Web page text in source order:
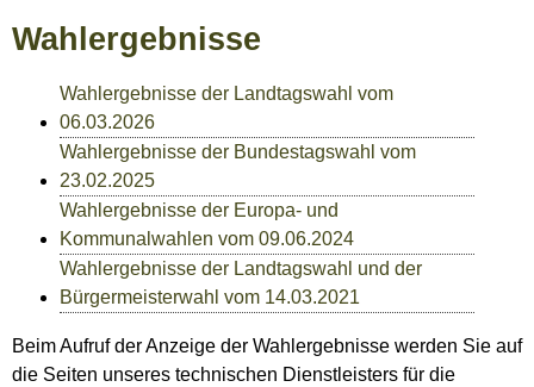
Wahlergebnisse
Wahlergebnisse der Landtagswahl vom
06.03.2026
Wahlergebnisse der Bundestagswahl vom
23.02.2025
Wahlergebnisse der Europa- und
Kommunalwahlen vom 09.06.2024
Wahlergebnisse der Landtagswahl und der
Bürgermeisterwahl vom 14.03.2021
Beim Aufruf der Anzeige der Wahlergebnisse werden Sie auf
die Seiten unseres technischen Dienstleisters für die